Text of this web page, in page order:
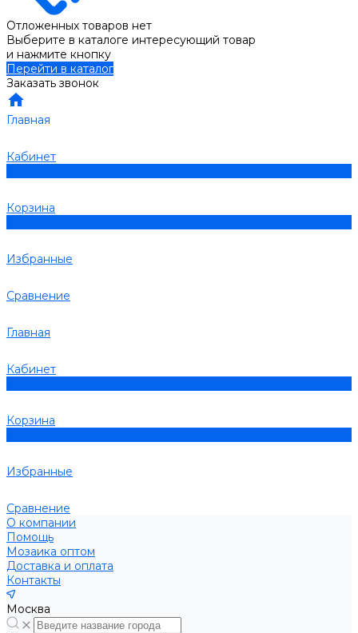
Отложенных товаров нет
Выберите в каталоге интересующий товар
и нажмите кнопку
Перейти в каталог
Заказать звонок
Главная
Кабинет
Корзина
Избранные
Сравнение
Главная
Кабинет
Корзина
Избранные
Сравнение
О компании
Помощь
Мозаика оптом
Доставка и оплата
Контакты
Москва